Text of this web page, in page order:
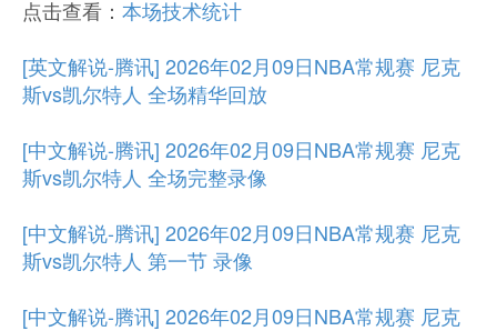
点击查看： 本场技术统计
[英文解说-腾讯] 2026年02月09日NBA常规赛 尼克
斯vs凯尔特人 全场精华回放
[中文解说-腾讯] 2026年02月09日NBA常规赛 尼克
斯vs凯尔特人 全场完整录像
[中文解说-腾讯] 2026年02月09日NBA常规赛 尼克
斯vs凯尔特人 第一节 录像
[中文解说-腾讯] 2026年02月09日NBA常规赛 尼克